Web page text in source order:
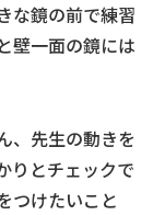
な鏡の前で練習
壁一面の鏡には
、先生の動きを
りとチェックで
つけたいこと